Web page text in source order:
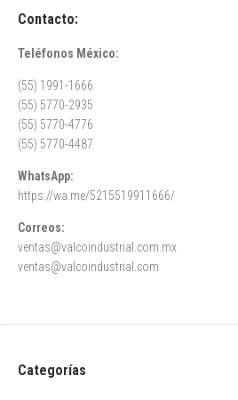
Contacto:
Teléfonos México:
(55) 1991-1666
(55) 5770-2935
(55) 5770-4776
(55) 5770-4487
WhatsApp:
https://wa.me/5215519911666/
Correos:
ventas@valcoindustrial.com.mx
ventas@valcoindustrial.com
Categorías